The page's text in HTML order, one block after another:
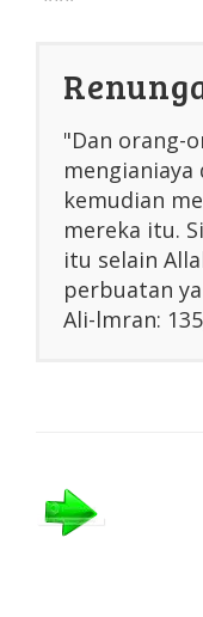
"Dan orang-
kemudian
mereka itu.
itu selain
perbuatan
Ali-lmran: